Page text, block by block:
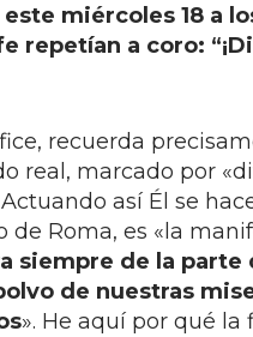
este miércoles 18 a
repetían a coro:
recuerda
real, marcado por
así Él se
de Roma, es «la
siempre de la parte
de nuestras
». He aquí por qué la